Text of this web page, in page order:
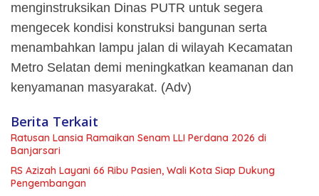
menginstruksikan Dinas PUTR untuk segera
mengecek kondisi konstruksi bangunan serta
menambahkan lampu jalan di wilayah Kecamatan
Metro Selatan demi meningkatkan keamanan dan
kenyamanan masyarakat. (Adv)
Berita Terkait
Ratusan Lansia Ramaikan Senam LLI Perdana 2026 di
Banjarsari
RS Azizah Layani 66 Ribu Pasien, Wali Kota Siap Dukung
Pengembangan